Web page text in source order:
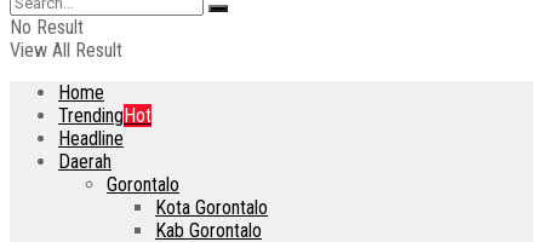
No Result
View All Result
Home
TrendingHot
Headline
Daerah
Gorontalo
Kota Gorontalo
Kab Gorontalo